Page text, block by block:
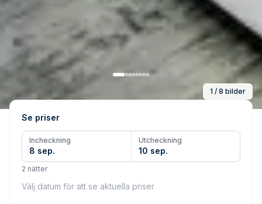
1 / 8 bilder
Se priser
Incheckning
8 sep.
Utcheckning
10 sep.
2 nätter
Välj datum för att se aktuella priser